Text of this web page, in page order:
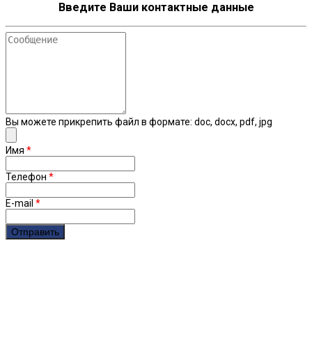
Введите Ваши контактные данные
Сообщение
Вы можете прикрепить файл в формате: doc, docx, pdf, jpg
Имя *
Телефон *
E-mail *